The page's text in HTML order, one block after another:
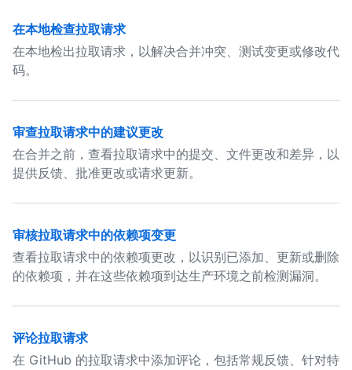
在本地检查拉取请求
在本地检出拉取请求，以解决合并冲突、测试变更或修改代
码。
审查拉取请求中的建议更改
在合并之前，查看拉取请求中的提交、文件更改和差异，以
提供反馈、批准更改或请求更新。
审核拉取请求中的依赖项变更
查看拉取请求中的依赖项更改，以识别已添加、更新或删除
的依赖项，并在这些依赖项到达生产环境之前检测漏洞。
评论拉取请求
在 GitHub 的拉取请求中添加评论，包括常规反馈、针对特